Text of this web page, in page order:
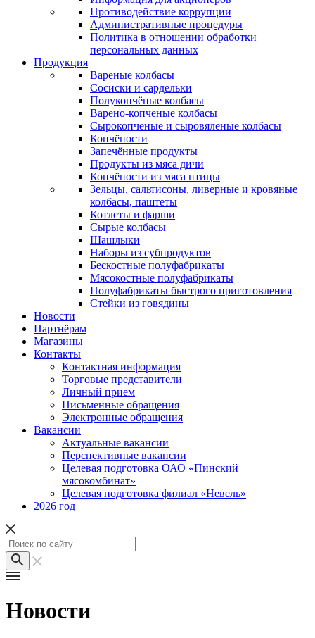
Противодействие коррупции
Административные процедуры
Политика в отношении обработки
персональных данных
Продукция
Вареные колбасы
Сосиски и сардельки
Полукопчёные колбасы
Варено-копченые колбасы
Сырокопченые и сыровяленые колбасы
Копчёности
Запечённые продукты
Продукты из мяса дичи
Копчёности из мяса птицы
Зельцы, сальтисоны, ливерные и кровяные
колбасы, паштеты
Котлеты и фарши
Сырые колбасы
Шашлыки
Наборы из субпродуктов
Бескостные полуфабрикаты
Мясокостные полуфабрикаты
Полуфабрикаты быстрого приготовления
Стейки из говядины
Новости
Партнёрам
Магазины
Контакты
Контактная информация
Торговые представители
Личный прием
Письменные обращения
Электронные обращения
Вакансии
Актуальные вакансии
Перспективные вакансии
Целевая подготовка ОАО «Пинский
мясокомбинат»
Целевая подготовка филиал «Невель»
2026 год
Новости